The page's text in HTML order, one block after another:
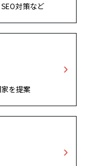
対策など
を提案